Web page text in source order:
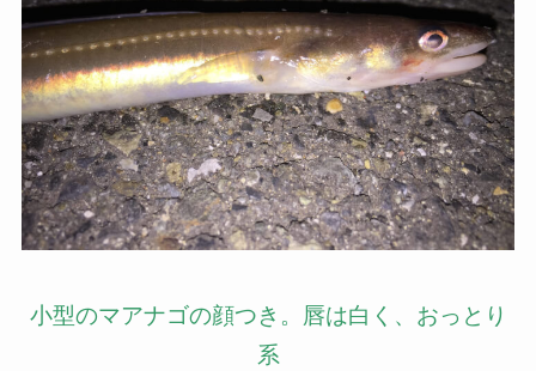
小型のマアナゴの顔つき。唇は白く、おっとり
系